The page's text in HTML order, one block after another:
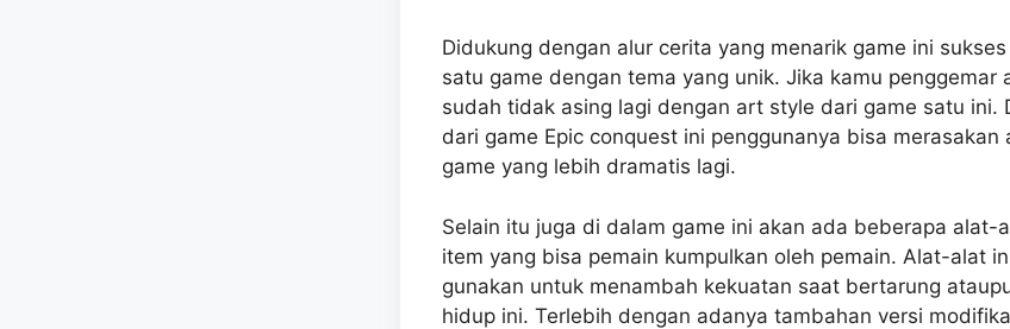
Didukung dengan alur cerita yang menarik game ini
satu game dengan tema yang unik. Jika kamu penggemar
sudah tidak asing lagi dengan art style dari game satu ini.
dari game Epic conquest ini penggunanya bisa merasakan
game yang lebih dramatis lagi.
Selain itu juga di dalam game ini akan ada beberapa alat-
item yang bisa pemain kumpulkan oleh pemain. Alat-alat
gunakan untuk menambah kekuatan saat bertarung
hidup ini. Terlebih dengan adanya tambahan versi